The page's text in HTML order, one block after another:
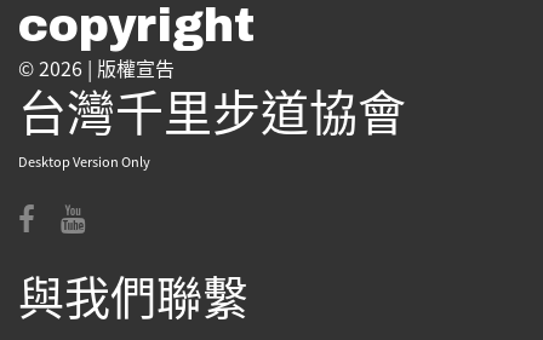
copyright
© 2026 | 版權宣告
台灣千里步道協會
Desktop Version Only
與我們聯繫